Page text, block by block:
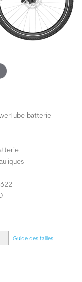
batterie
Guide des tailles